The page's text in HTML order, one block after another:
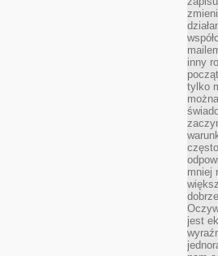
inny
tylko
mniej
jest